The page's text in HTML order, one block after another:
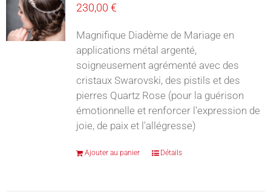
230,00 €
Magnifique Diadème de Mariage en
applications métal argenté,
soigneusement agrémenté avec des
cristaux Swarovski, des pistils et des
pierres Quartz Rose (pour la guérison
émotionnelle et renforcer l'expression de
joie, de paix et l'allégresse)
Ajouter au panier Détails